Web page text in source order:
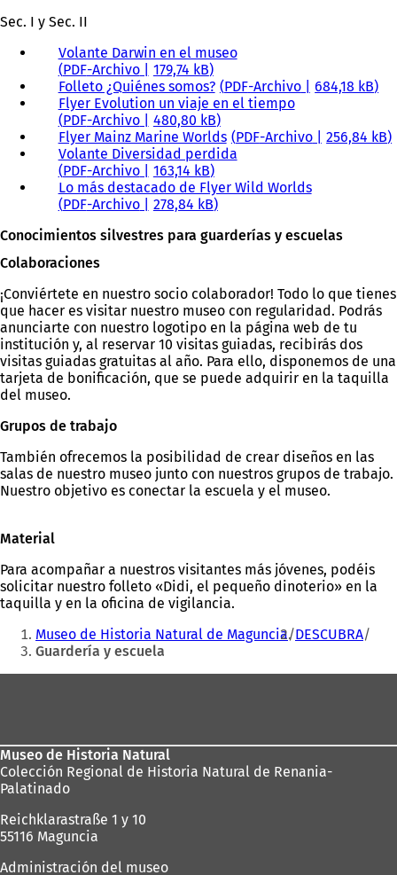
Sec. I y Sec. II
Volante Darwin en el museo
PDF-Archivo
179,74 kB
Folleto ¿Quiénes somos? PDF-Archivo
684,18 kB
Flyer Evolution un viaje en el tiempo
PDF-Archivo
480,80 kB
Flyer Mainz Marine Worlds PDF-Archivo
256,84 kB
Volante Diversidad perdida
PDF-Archivo
163,14 kB
Lo más destacado de Flyer Wild Worlds
PDF-Archivo
278,84 kB
Conocimientos silvestres para guarderías y escuelas
Colaboraciones
¡Conviértete en nuestro socio colaborador! Todo lo que tienes
que hacer es visitar nuestro museo con regularidad. Podrás
anunciarte con nuestro logotipo en la página web de tu
institución y, al reservar 10 visitas guiadas, recibirás dos
visitas guiadas gratuitas al año. Para ello, disponemos de una
tarjeta de bonificación, que se puede adquirir en la taquilla
del museo.
Grupos de trabajo
También ofrecemos la posibilidad de crear diseños en las
salas de nuestro museo junto con nuestros grupos de trabajo.
Nuestro objetivo es conectar la escuela y el museo.
Material
Para acompañar a nuestros visitantes más jóvenes, podéis
solicitar nuestro folleto «Didi, el pequeño dinoterio» en la
taquilla y en la oficina de vigilancia.
Estás
aquí:
Museo de Historia Natural de Maguncia DESCUBRA
Guardería y escuela
pies
Museo de Historia Natural
Colección Regional de Historia Natural de Renania-
Palatinado
Reichklarastraße 1 y 10
55116 Maguncia
Administración del museo